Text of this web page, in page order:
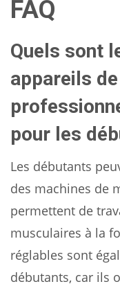
FAQ
Quels sont
appareils
pour les
Les débutants
des machines de
permettent de
musculaires à la
réglables sont
débutants, car ils